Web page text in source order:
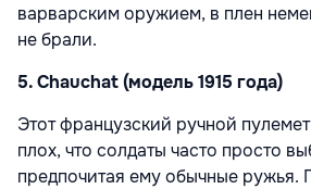
варварским оружием, в плен
не брали.
5. Chauchat (модель 1915 года)
Этот французский ручной
плох, что солдаты часто просто
предпочитая ему обычные ружья.